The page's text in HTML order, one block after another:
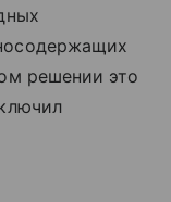
решении это